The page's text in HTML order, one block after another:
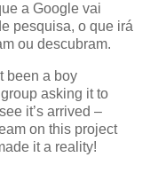
a Google vai
pesquisa, o que irá
ou descubram.
been a boy
asking it to
it’s arrived –
on this project
it a reality!